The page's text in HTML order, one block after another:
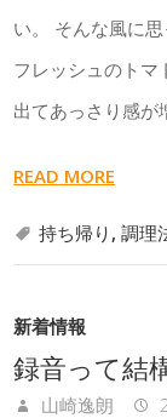
い。 そんな風に
フレッシュのトマ
出てあっさり感が
READ MORE
持ち帰り ,調理
新着情報
録音って結
山崎逸朗